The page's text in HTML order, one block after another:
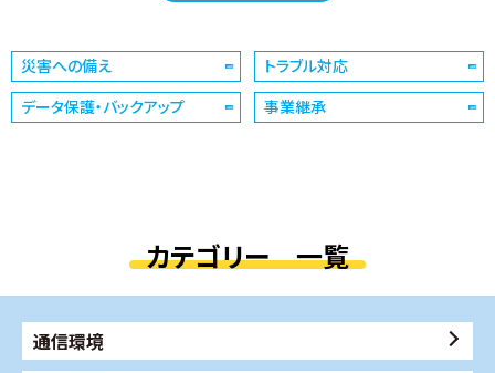
災害への備え
トラブル対応
データ保護・バックアップ
事業継承
カテゴリー 一覧
通信環境